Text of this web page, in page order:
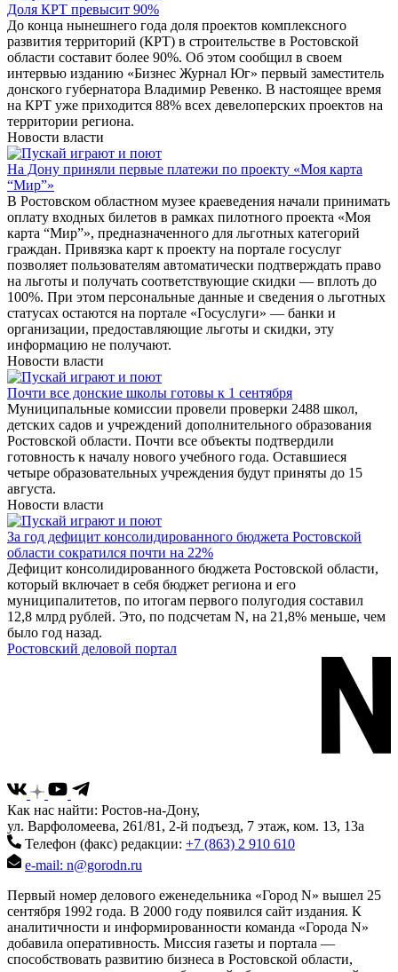
Доля КРТ превысит 90%
До конца нынешнего года доля проектов комплексного
развития территорий (КРТ) в строительстве в Ростовской
области составит более 90%. Об этом сообщил в своем
интервью изданию «Бизнес Журнал Юг» первый заместитель
донского губернатора Владимир Ревенко. В настоящее время
на КРТ уже приходится 88% всех девелоперских проектов на
территории региона.
Новости власти
На Дону приняли первые платежи по проекту «Моя карта
“Мир”»
В Ростовском областном музее краеведения начали принимать
оплату входных билетов в рамках пилотного проекта «Моя
карта “Мир”», предназначенного для льготных категорий
граждан. Привязка карт к проекту на портале госуслуг
позволяет пользователям автоматически подтверждать право
на льготы и получать соответствующие скидки — вплоть до
100%. При этом персональные данные и сведения о льготных
статусах остаются на портале «Госуслуги» — банки и
организации, предоставляющие льготы и скидки, эту
информацию не получают.
Новости власти
Почти все донские школы готовы к 1 сентября
Муниципальные комиссии провели проверки 2488 школ,
детских садов и учреждений дополнительного образования
Ростовской области. Почти все объекты подтвердили
готовность к началу нового учебного года. Оставшиеся
четыре образовательных учреждения будут приняты до 15
августа.
Новости власти
За год дефицит консолидированного бюджета Ростовской
области сократился почти на 22%
Дефицит консолидированного бюджета Ростовской области,
который включает в себя бюджет региона и его
муниципалитетов, по итогам первого полугодия составил
12,8 млрд рублей. Это, по подсчетам N, на 21,8% меньше, чем
было год назад.
Ростовский деловой портал
Как нас найти: Ростов-на-Дону,
ул. Варфоломеева, 261/81, 2-й подъезд, 7 этаж, ком. 13, 13а
Телефон (факс) редакции: +7 (863) 2 910 610
e-mail: n@gorodn.ru
Первый номер делового еженедельника «Город N» вышел 25
сентября 1992 года. В 2000 году появился сайт издания. К
аналитичности и информированности команда «Города N»
добавила оперативность. Миссия газеты и портала —
способствовать развитию бизнеса в Ростовской области,